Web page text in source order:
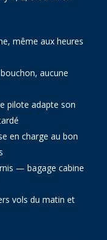
même aux heures
aucune
pilote adapte son
en charge au bon
— bagage cabine
vols du matin et